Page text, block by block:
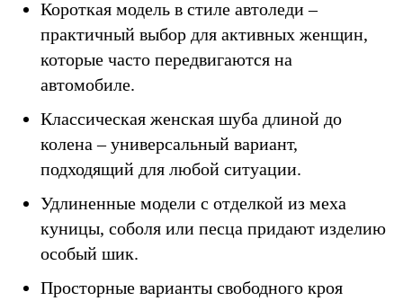
Короткая модель в стиле автоледи –
практичный выбор для активных женщин,
которые часто передвигаются на
автомобиле.
Классическая женская шуба длиной до
колена – универсальный вариант,
подходящий для любой ситуации.
Удлиненные модели с отделкой из меха
куницы, соболя или песца придают изделию
особый шик.
Просторные варианты свободного кроя